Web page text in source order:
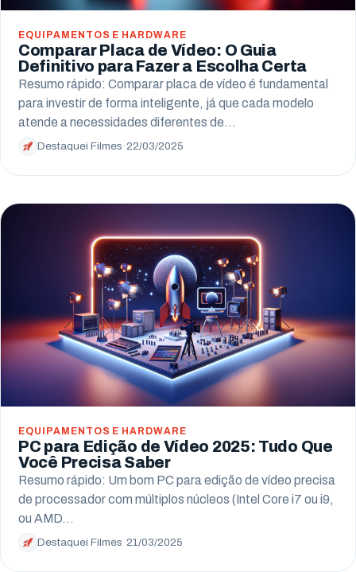
EQUIPAMENTOS E HARDWARE
Comparar Placa de Vídeo: O Guia
Definitivo para Fazer a Escolha Certa
Resumo rápido: Comparar placa de vídeo é fundamental
para investir de forma inteligente, já que cada modelo
atende a necessidades diferentes de…
Destaquei Filmes ·22/03/2025
EQUIPAMENTOS E HARDWARE
PC para Edição de Vídeo 2025: Tudo Que
Você Precisa Saber
Resumo rápido: Um bom PC para edição de vídeo precisa
de processador com múltiplos núcleos (Intel Core i7 ou i9,
ou AMD…
Destaquei Filmes ·21/03/2025